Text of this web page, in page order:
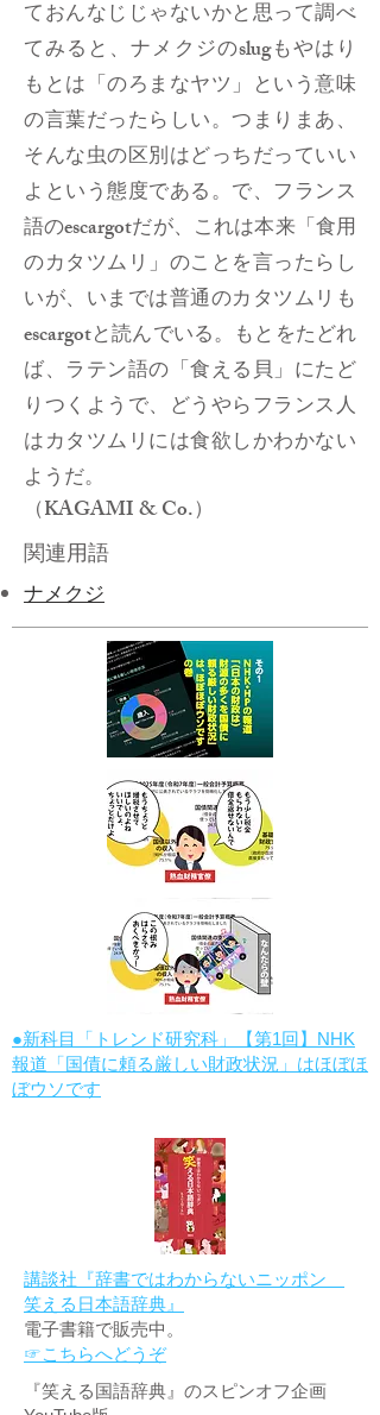
ておんなじじゃないかと思って調べ
てみると、ナメクジのslugもやはり
もとは「のろまなヤツ」という意味
の言葉だったらしい。つまりまあ、
そんな虫の区別はどっちだっていい
よという態度である。で、フランス
語のescargotだが、これは本来「食用
のカタツムリ」のことを言ったらし
いが、いまでは普通のカタツムリも
escargotと読んでいる。もとをたどれ
ば、ラテン語の「食える貝」にたど
りつくようで、どうやらフランス人
はカタツムリには食欲しかわかない
ようだ。
（KAGAMI & Co.）
関連用語
ナメクジ
●新科目「トレンド研究科」【第1回】NHK
報道「国債に頼る厳しい財政状況」はほぼほ
ぼウソです
講談社『辞書ではわからないニッポン
笑える日本語辞典』
電子書籍で販売中。
☞こちらへどうぞ
『笑える国語辞典』のスピンオフ企画